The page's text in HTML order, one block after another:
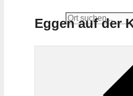
Eggen auf der